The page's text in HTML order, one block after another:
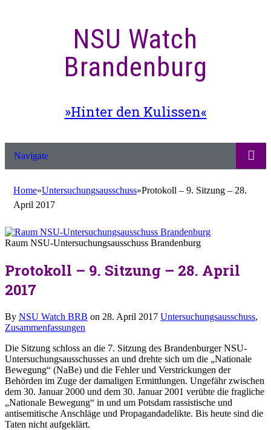
NSU Watch
Brandenburg
»Hinter den Kulissen«
Navigate
Home»Untersuchungsausschuss»Protokoll – 9. Sitzung – 28.
April 2017
Raum NSU-Untersuchungsausschuss Brandenburg
Protokoll – 9. Sitzung – 28. April
2017
By NSU Watch BRB on 28. April 2017 Untersuchungsausschuss,
Zusammenfassungen
Die Sitzung schloss an die 7. Sitzung des Brandenburger NSU-
Untersuchungsausschusses an und drehte sich um die „Nationale
Bewegung“ (NaBe) und die Fehler und Verstrickungen der
Behörden im Zuge der damaligen Ermittlungen. Ungefähr zwischen
dem 30. Januar 2000 und dem 30. Januar 2001 verübte die fragliche
„Nationale Bewegung“ in und um Potsdam rassistische und
antisemitische Anschläge und Propagandadelikte. Bis heute sind die
Taten nicht aufgeklärt.